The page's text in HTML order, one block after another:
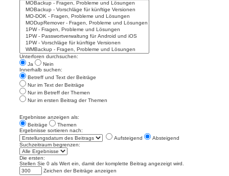
Unterforen durchsuchen:
Ja
Nein
Innerhalb suchen:
Betreff und Text der Beiträge
Nur im Text der Beiträge
Nur im Betreff der Themen
Nur im ersten Beitrag der Themen
Ergebnisse anzeigen als:
Beiträge
Themen
Ergebnisse sortieren nach:
Aufsteigend
Absteigend
Suchzeitraum begrenzen:
Die ersten:
Stellen Sie 0 als Wert ein, damit der komplette Beitrag angezeigt wird.
Zeichen der Beiträge anzeigen